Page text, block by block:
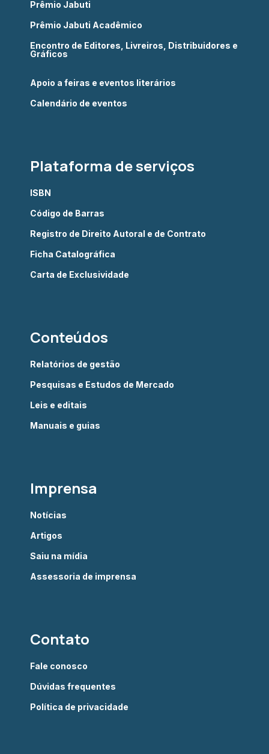
Prêmio Jabuti
Prêmio Jabuti Acadêmico
Encontro de Editores, Livreiros, Distribuidores e
Gráficos
Apoio a feiras e eventos literários
Calendário de eventos
Plataforma de serviços
ISBN
Código de Barras
Registro de Direito Autoral e de Contrato
Ficha Catalográfica
Carta de Exclusividade
Conteúdos
Relatórios de gestão
Pesquisas e Estudos de Mercado
Leis e editais
Manuais e guias
Imprensa
Notícias
Artigos
Saiu na mídia
Assessoria de imprensa
Contato
Fale conosco
Dúvidas frequentes
Política de privacidade